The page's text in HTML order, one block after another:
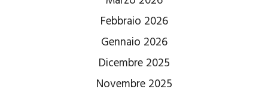
Febbraio 2026
Gennaio 2026
Dicembre 2025
Novembre 2025